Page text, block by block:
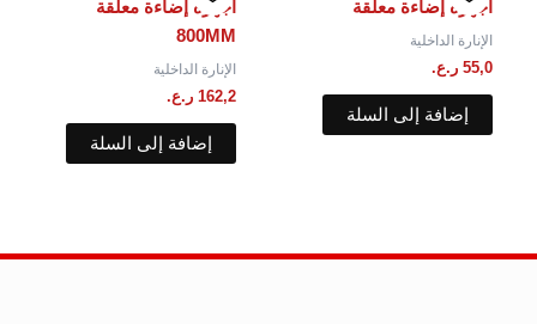
أجهزه إضاءة معلقة
الإنارة الداخلية
55,0 ر.ع.
إضافة إلى السلة
أجهزه إضاءة معلقة
800MM
الإنارة الداخلية
162,2 ر.ع.
إضافة إلى السلة